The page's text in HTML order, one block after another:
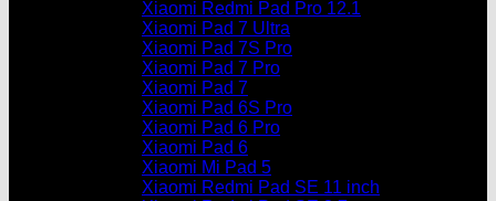
Xiaomi Redmi Pad Pro 12.1
Xiaomi Pad 7 Ultra
Xiaomi Pad 7S Pro
Xiaomi Pad 7 Pro
Xiaomi Pad 7
Xiaomi Pad 6S Pro
Xiaomi Pad 6 Pro
Xiaomi Pad 6
Xiaomi Mi Pad 5
Xiaomi Redmi Pad SE 11 inch